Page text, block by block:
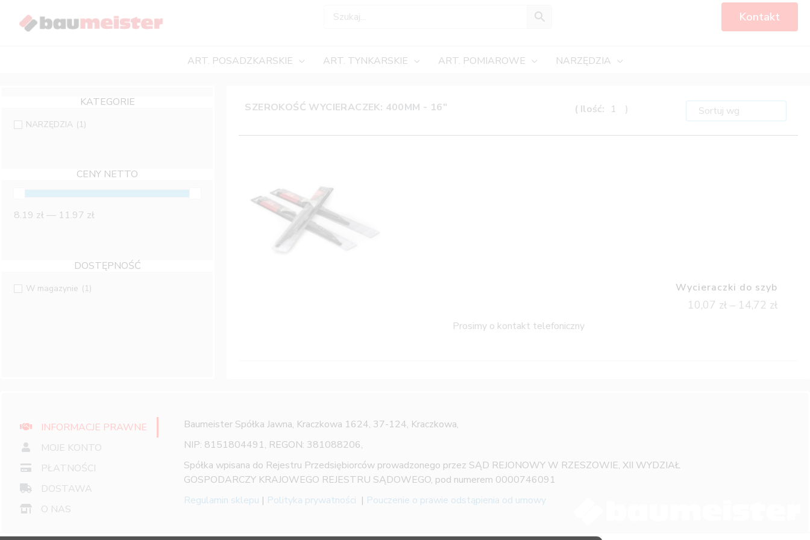
Kontakt
ART. POSADZKARSKIE ART. TYNKARSKIE ART. POMIAROWE NARZĘDZIA
KATEGORIE
NARZĘDZIA (1)
CENY NETTO
8.19 zł — 11.97 zł
DOSTĘPNOŚĆ
W magazynie (1)
SZEROKOŚĆ WYCIERACZEK: 400MM - 16" ( Ilość: 1 )
Wycieraczki do szyb
10,07 zł– 14,72 zł
Prosimy o kontakt telefoniczny
INFORMACJE PRAWNE
MOJE KONTO
PŁATNOŚCI
DOSTAWA
O NAS
Baumeister Spółka Jawna, Kraczkowa 1624, 37-124, Kraczkowa,
NIP: 8151804491, REGON: 381088206,
Spółka wpisana do Rejestru Przedsiębiorców prowadzonego przez SĄD REJONOWY W RZESZOWIE, XII WYDZIAŁ
GOSPODARCZY KRAJOWEGO REJESTRU SĄDOWEGO, pod numerem 0000746091
Regulamin sklepu | Polityka prywatności | Pouczenie o prawie odstąpienia od umowy